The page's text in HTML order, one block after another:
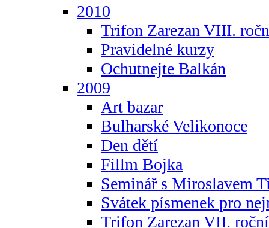
2010
Trifon Zarezan VIII.
Pravidelné kurzy
Ochutnejte Balkán
2009
Art bazar
Bulharské Velikonoce
Den dětí
Fillm Bojka
Seminář s Miroslavem
Svátek písmenek pro
Trifon Zarezan VII.